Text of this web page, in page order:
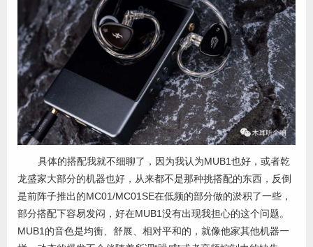
具体的搭配我就不细聊了，因为我认为MUB1也好，或者乾
龙盛家大部分的机器也好，从来都不是那种挑搭配的东西，反倒
是前阵子推出的MC01/MC01SE在低频的部分做的淤积了一些，
部分搭配下容易发闷，好在MUB1没有出现我担心的这个问题。
MUB1的音色是均衡、舒展、相对平和的，就像他家其他机器一